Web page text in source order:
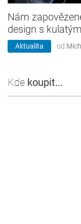
Nám
design s
Aktualita od
Kde koupit...